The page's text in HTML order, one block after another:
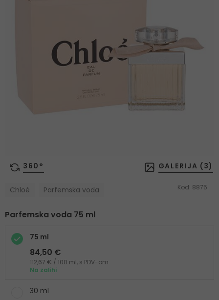
360° GALERIJA ( 3)
Chloé Parfemska voda Kod: 8875
Parfemska voda 75 ml
75 ml
84,50 €
112,67 € / 100 ml, s PDV-om
Na zalihi
30 ml